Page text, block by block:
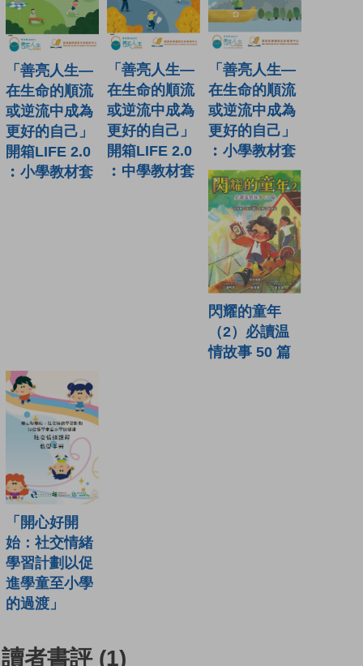
「善亮人生—
在生命的順流
或逆流中成為
更好的自己」
開箱LIFE 2.0
︰小學教材套
「善亮人生—
在生命的順流
或逆流中成為
更好的自己」
開箱LIFE 2.0
︰中學教材套
「善亮人生—
在生命的順流
或逆流中成為
更好的自己」
︰小學教材套
閃耀的童年
（2）必讀温
情故事 50 篇
「開心好開
始：社交情緒
學習計劃以促
進學童至小學
的過渡」
讀者書評 (1)